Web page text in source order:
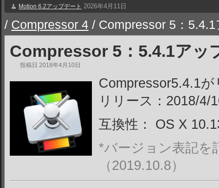
Motion 6.2アップデート 2026年4月11日
/ Compressor 4 / Compressor 5：
Compressor 5：5.4.1アッ
投稿日 2018年4月10日
Compressor5.4.1
リリース：2018/4/
互換性： OS X
*バージョン表記を
（2019.10.8）